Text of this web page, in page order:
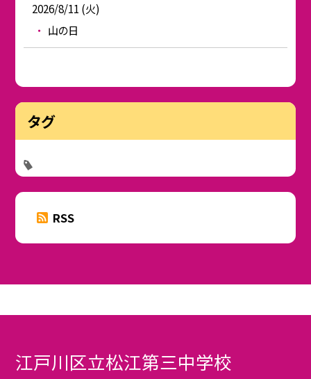
2026/8/11 (火)
山の日
タグ
RSS
江戸川区立松江第三中学校